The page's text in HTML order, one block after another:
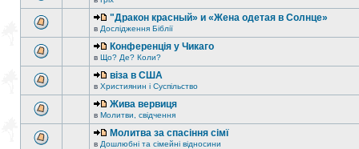
"Дракон красный» и «Жена одетая в Солнце»
в Дослідження Біблії
Конференція у Чикаго
в Що? Де? Коли?
віза в США
в Християнин і Суспільство
Жива вервиця
в Молитви, свідчення
Молитва за спасіння сімї
в Дошлюбні та сімейні відносини